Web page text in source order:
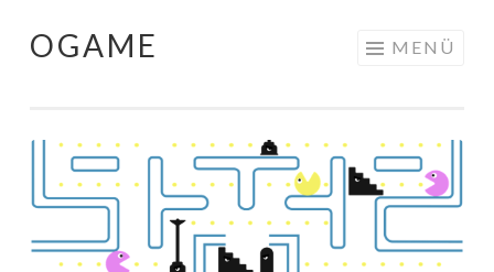
Springe
OGAME MENÜ